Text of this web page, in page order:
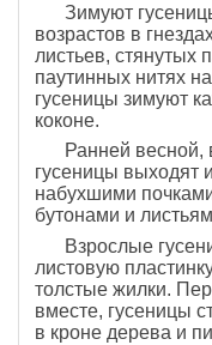
Зимуют
возрастов в
листьев, стянутых
пау­тинных нитях
гусеницы зимуют
коконе.
Ранней весной,
гусеницы выходят
набухши­ми
бутонами и
Взрослые
листовую
толстые жилки.
вместе, гусеницы
в кроне дере­ва и